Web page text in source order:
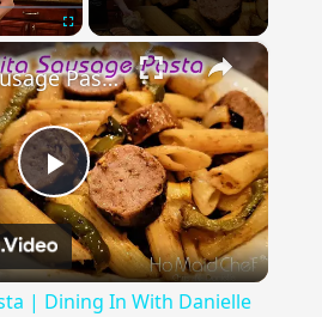
Fullscreen ×
Play
Video
Fajita Sausage Pasta | Dining In With Danielle
| Dining In With Danielle